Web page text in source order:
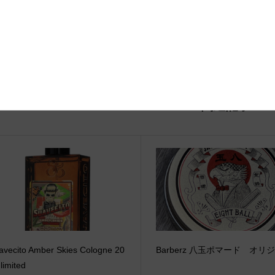
Amber Skies Cologne 20
Barberz 八玉ポマード オリ